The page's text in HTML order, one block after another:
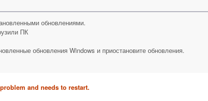
обновлениями.
ПК
обновления Windows и приостановите обновления.
and needs to restart.